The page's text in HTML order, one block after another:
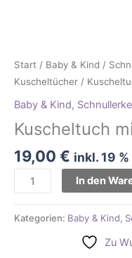
Start / Baby & Kind /
Kuscheltücher /
Baby & Kind,
Kuscheltuch
19,00 € inkl. 19
In den
Kategorien: Baby & Kind,
Zu